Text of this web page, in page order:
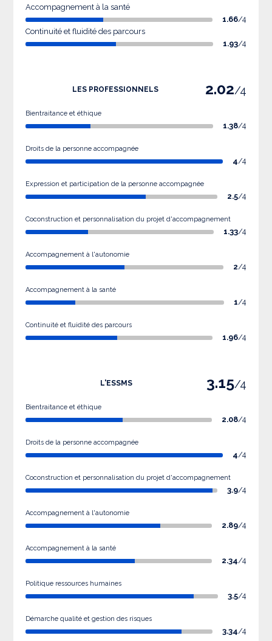
Accompagnement à la santé
1.66/4
Continuité et fluidité des parcours
1.93/4
LES PROFESSIONNELS 2.02/4
Bientraitance et éthique
1.38/4
Droits de la personne accompagnée
4/4
Expression et participation de la personne accompagnée
2.5/4
Coconstruction et personnalisation du projet d'accompagnement
1.33/4
Accompagnement à l'autonomie
2/4
Accompagnement à la santé
1/4
Continuité et fluidité des parcours
1.96/4
L'ESSMS 3.15/4
Bientraitance et éthique
2.08/4
Droits de la personne accompagnée
4/4
Coconstruction et personnalisation du projet d'accompagnement
3.9/4
Accompagnement à l'autonomie
2.89/4
Accompagnement à la santé
2.34/4
Politique ressources humaines
3.5/4
Démarche qualité et gestion des risques
3.34/4